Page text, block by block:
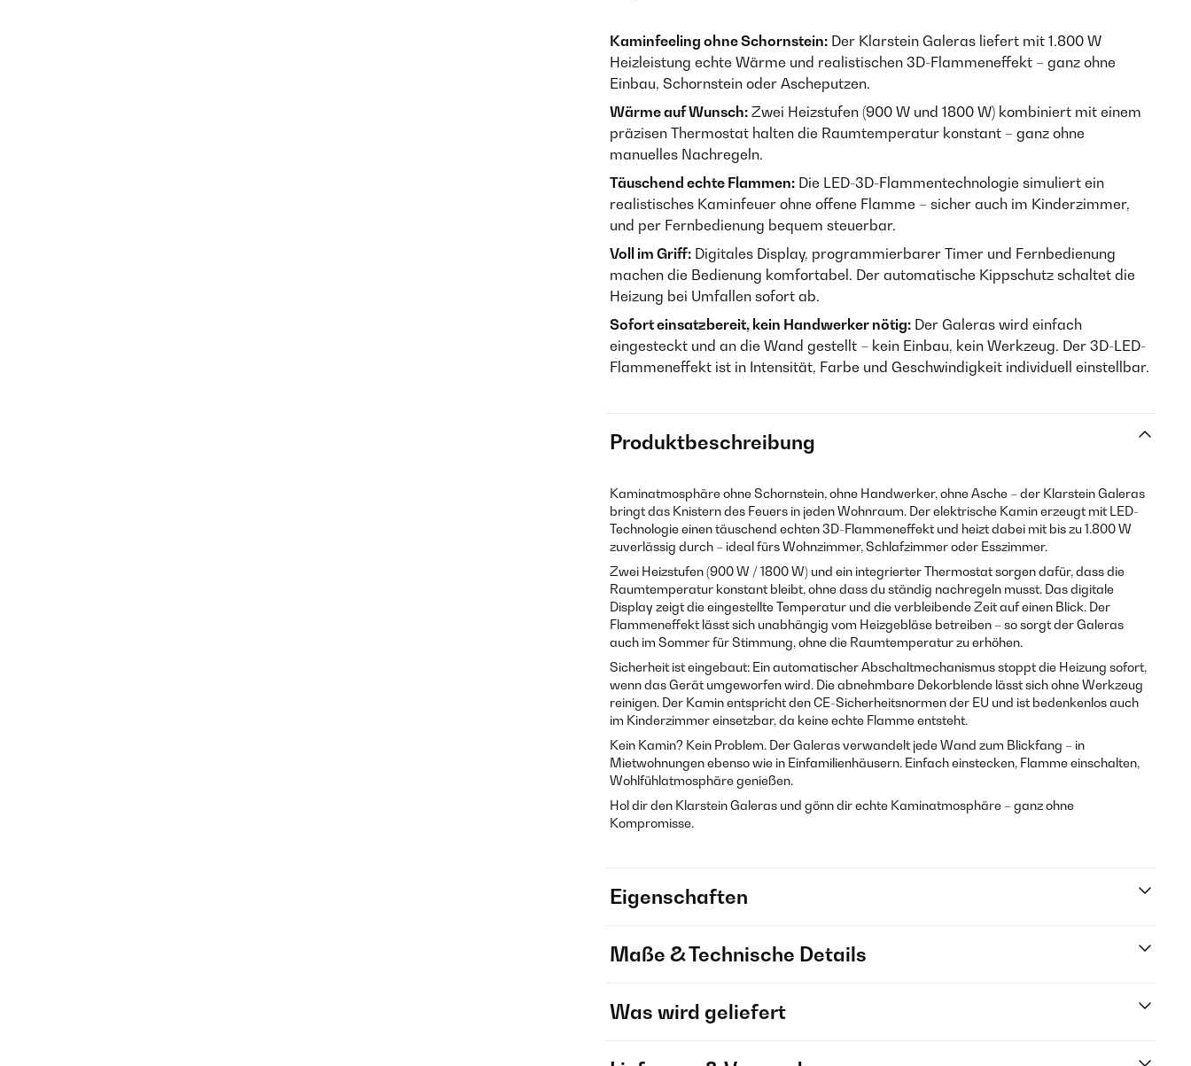
Kaminfeeling ohne Schornstein: Der Klarstein Galeras liefert mit 1.800 W
Heizleistung echte Wärme und realistischen 3D-Flammeneffekt – ganz ohne
Einbau, Schornstein oder Ascheputzen.
Wärme auf Wunsch: Zwei Heizstufen (900 W und 1800 W) kombiniert mit einem
präzisen Thermostat halten die Raumtemperatur konstant – ganz ohne
manuelles Nachregeln.
Täuschend echte Flammen: Die LED-3D-Flammentechnologie simuliert ein
realistisches Kaminfeuer ohne offene Flamme – sicher auch im Kinderzimmer,
und per Fernbedienung bequem steuerbar.
Voll im Griff: Digitales Display, programmierbarer Timer und Fernbedienung
machen die Bedienung komfortabel. Der automatische Kippschutz schaltet die
Heizung bei Umfallen sofort ab.
Sofort einsatzbereit, kein Handwerker nötig: Der Galeras wird einfach
eingesteckt und an die Wand gestellt – kein Einbau, kein Werkzeug. Der 3D-LED-
Flammeneffekt ist in Intensität, Farbe und Geschwindigkeit individuell einstellbar.
Produktbeschreibung
Kaminatmosphäre ohne Schornstein, ohne Handwerker, ohne Asche – der Klarstein Galeras
bringt das Knistern des Feuers in jeden Wohnraum. Der elektrische Kamin erzeugt mit LED-
Technologie einen täuschend echten 3D-Flammeneffekt und heizt dabei mit bis zu 1.800 W
zuverlässig durch – ideal fürs Wohnzimmer, Schlafzimmer oder Esszimmer.
Zwei Heizstufen (900 W / 1800 W) und ein integrierter Thermostat sorgen dafür, dass die
Raumtemperatur konstant bleibt, ohne dass du ständig nachregeln musst. Das digitale
Display zeigt die eingestellte Temperatur und die verbleibende Zeit auf einen Blick. Der
Flammeneffekt lässt sich unabhängig vom Heizgebläse betreiben – so sorgt der Galeras
auch im Sommer für Stimmung, ohne die Raumtemperatur zu erhöhen.
Sicherheit ist eingebaut: Ein automatischer Abschaltmechanismus stoppt die Heizung sofort,
wenn das Gerät umgeworfen wird. Die abnehmbare Dekorblende lässt sich ohne Werkzeug
reinigen. Der Kamin entspricht den CE-Sicherheitsnormen der EU und ist bedenkenlos auch
im Kinderzimmer einsetzbar, da keine echte Flamme entsteht.
Kein Kamin? Kein Problem. Der Galeras verwandelt jede Wand zum Blickfang – in
Mietwohnungen ebenso wie in Einfamilienhäusern. Einfach einstecken, Flamme einschalten,
Wohlfühlatmosphäre genießen.
Hol dir den Klarstein Galeras und gönn dir echte Kaminatmosphäre – ganz ohne
Kompromisse.
Eigenschaften
Maße & Technische Details
Was wird geliefert